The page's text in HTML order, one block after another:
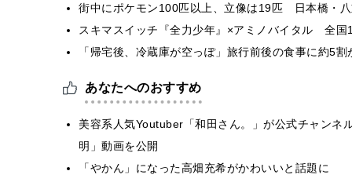
街中にポケモン100匹以上、立像は19匹 日本橋・
スキマスイッチ『全力少年』×アミノバイタル 全国
「帰宅後、冷蔵庫が空っぽ」旅行前後の食事に約5
あなたへのおすすめ
美容系人気Youtuber「和田さん。」が公式チャンネ
明」動画を公開
「やかん」になった高畑充希がかわいいと話題に